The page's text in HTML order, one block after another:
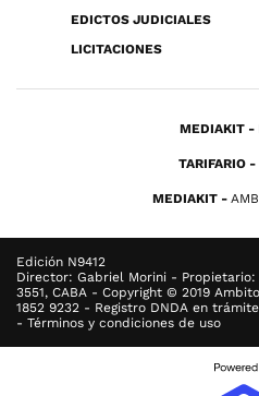
EDICTOS JUDICIALES
LICITACIONES
MEDIAKIT
TARIFARIO
MEDIAKIT
Edición N9412
Director: Gabriel Morini -
3551, CABA - Copyright © 2019
1852 9232 - Registro DNDA en
- Términos y condiciones de uso